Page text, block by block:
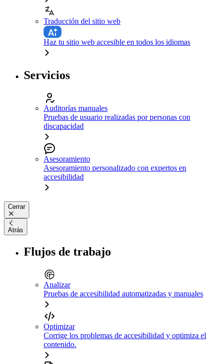
Traducción del sitio web
Haz tu sitio web accesible en todos los idiomas
Servicios
Auditorías manuales
Pruebas de usuario realizadas por personas con
discapacidad
Asesoramiento
Asesoramiento personalizado con expertos en
accesibilidad
Cerrar
Atrás
Flujos de trabajo
Analizar
Pruebas de accesibilidad automatizadas y manuales
Optimizar
Corrige los problemas de accesibilidad y optimiza el
contenido.